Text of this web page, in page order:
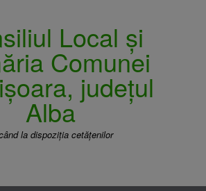
Local și
Comunei
județul
Alba
la dispoziția cetățenilor